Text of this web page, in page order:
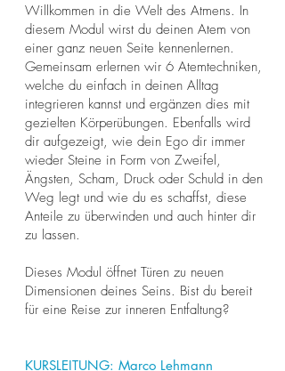
Willkommen in die Welt des Atmens. In
diesem Modul wirst du deinen Atem von
einer ganz neuen Seite kennenlernen.
Gemeinsam erlernen wir 6 Atemtechniken,
welche du einfach in deinen Alltag
integrieren kannst und ergänzen dies mit
gezielten Körperübungen. Ebenfalls wird
dir aufgezeigt, wie dein Ego dir immer
wieder Steine in Form von Zweifel,
Ängsten, Scham, Druck oder Schuld in den
Weg legt und wie du es schaffst, diese
Anteile zu überwinden und auch hinter dir
zu lassen.
Dieses Modul öffnet Türen zu neuen
Dimensionen deines Seins. Bist du bereit
für eine Reise zur inneren Entfaltung?
KURSLEITUNG: Marco Lehmann